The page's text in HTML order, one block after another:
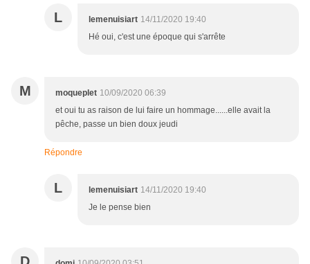
L lemenuisiart 14/11/2020 19:40
Hé oui, c'est une époque qui s'arrête
M moqueplet 10/09/2020 06:39
et oui tu as raison de lui faire un hommage......elle avait la
pêche, passe un bien doux jeudi
Répondre
L lemenuisiart 14/11/2020 19:40
Je le pense bien